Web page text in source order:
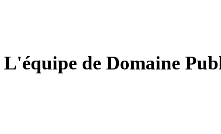
L'équipe de Domaine